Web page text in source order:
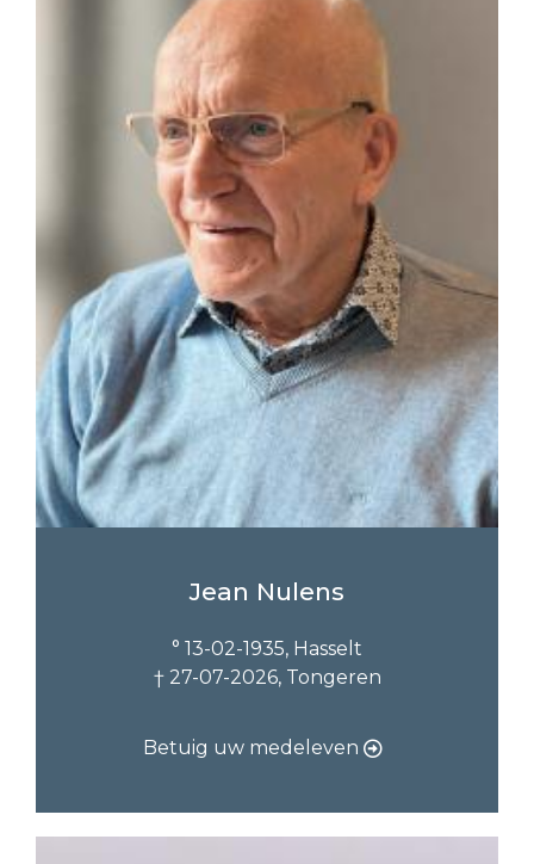
Jean Nulens
° 13-02-1935, Hasselt
† 27-07-2026, Tongeren
Betuig uw medeleven